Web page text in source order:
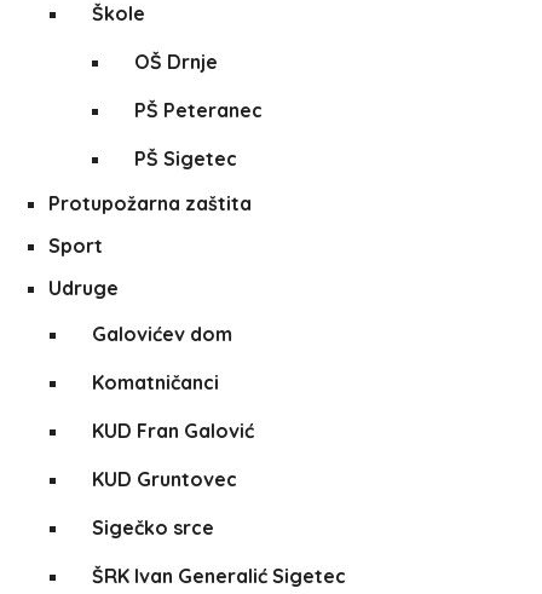
Škole
OŠ Drnje
PŠ Peteranec
PŠ Sigetec
Protupožarna zaštita
Sport
Udruge
Galovićev dom
Komatničanci
KUD Fran Galović
KUD Gruntovec
Sigečko srce
ŠRK Ivan Generalić Sigetec